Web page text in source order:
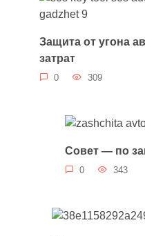
Защита от угона
затрат
0 309
Совет — по
0 343